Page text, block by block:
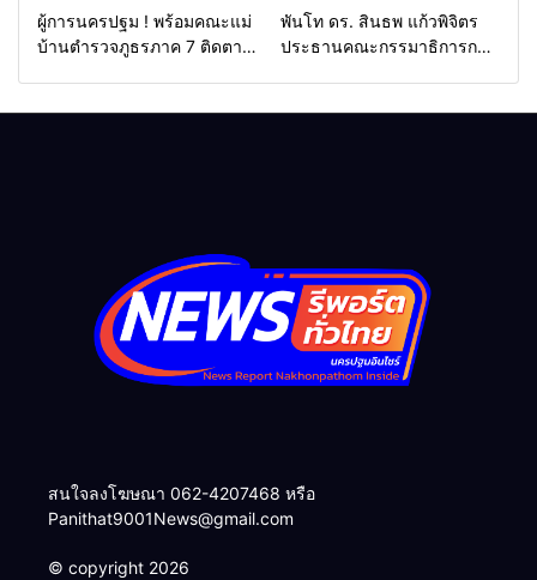
ผู้การนครปฐม ! พร้อมคณะแม่
บ้านตำรวจภูธรภาค 7 ติดตาม
พันโท ดร. สินธพ แก้วพิจิตร
ประธานคณะกรรมาธิการการ
สนใจลงโฆษณา 062-4207468 หรือ
Panithat9001News@gmail.com
© copyright 2026